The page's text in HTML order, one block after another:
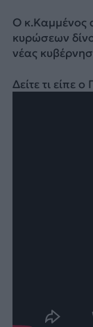
Ο κ.Καμμένος
κυρώσεων
νέας
Δείτε τι είπε